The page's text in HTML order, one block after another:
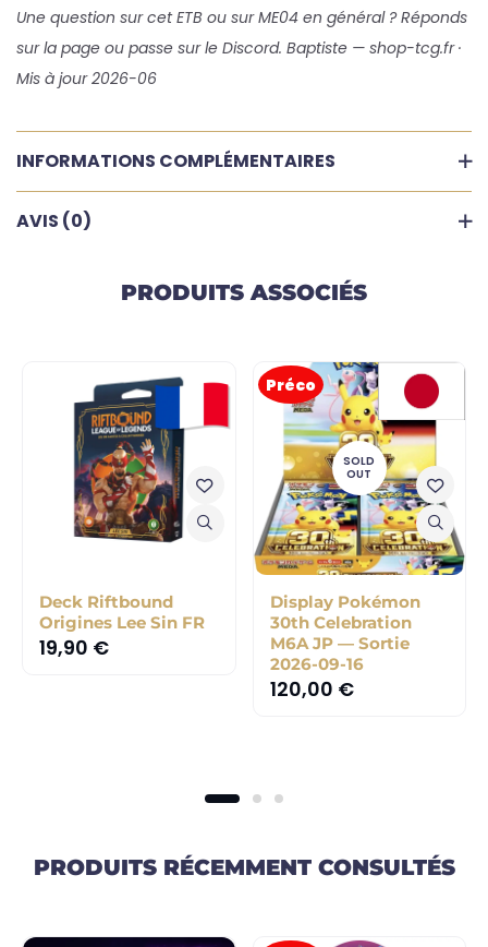
Une question sur cet ETB ou sur ME04 en général ? Réponds
sur la page ou passe sur le Discord. Baptiste — shop-tcg.fr ·
Mis à jour 2026-06
INFORMATIONS COMPLÉMENTAIRES
AVIS (0)
PRODUITS ASSOCIÉS
Deck Riftbound
Origines Lee Sin FR
19,90 €
Préco
SOLD
OUT
Display Pokémon
30th Celebration
M6A JP — Sortie
2026-09-16
120,00 €
PRODUITS RÉCEMMENT CONSULTÉS